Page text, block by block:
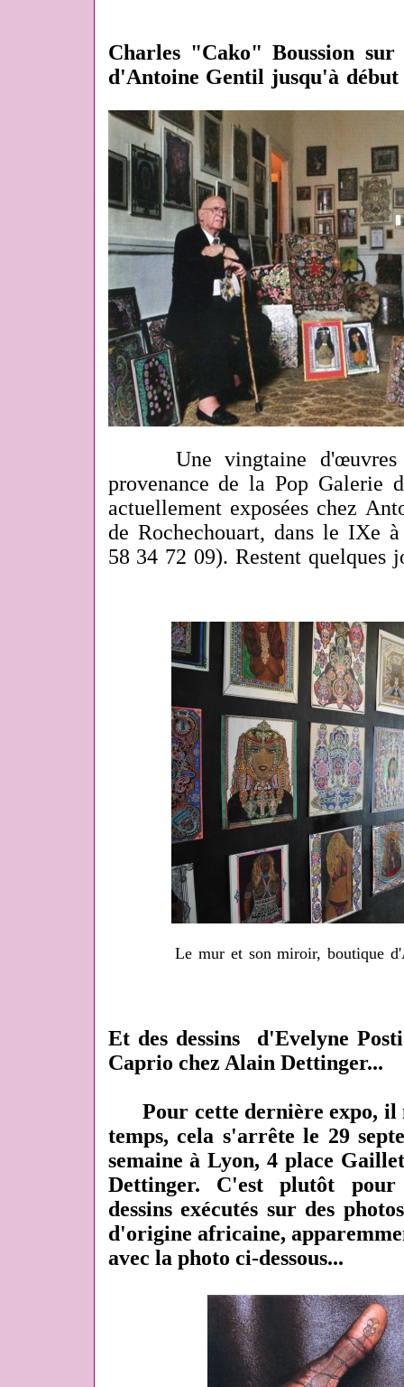
Charles "Cako" Boussion
d'Antoine Gentil jusqu'à début
Une vingtaine
provenance de la Pop Galerie
actuellement exposées chez
de Rochechouart, dans le IXe
58 34 72 09). Restent quelques
Le mur et son miroir, boutique
Et des dessins d'Evelyne
Caprio chez Alain Dettinger...
Pour cette dernière expo, il
temps, cela s'arrête le 29
semaine à Lyon, 4 place
Dettinger. C'est plutôt pour
dessins exécutés sur des
d'origine africaine,
avec la photo ci-dessous...